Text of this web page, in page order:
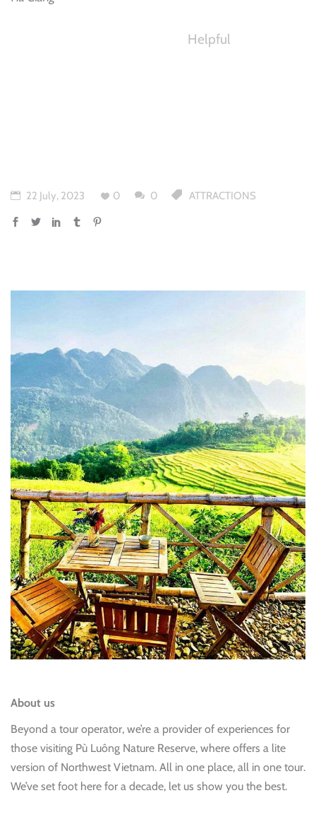
Helpful
22 July, 2023 0 0 ATTRACTIONS
About us
Beyond a tour operator, we’re a provider of experiences for
those visiting Pù Luông Nature Reserve, where offers a lite
version of Northwest Vietnam. All in one place, all in one tour.
We’ve set foot here for a decade, let us show you the best.